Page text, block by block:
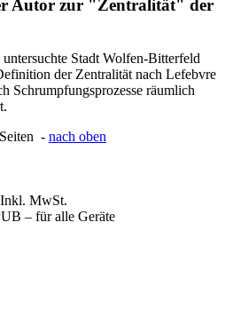
Autor zur "Zentralität" der
Stadt Wolfen-Bitterfeld
der Zentralität nach Lefebvre
Schrumpfungsprozesse räumlich
- nach oben
MwSt.
– für alle Geräte